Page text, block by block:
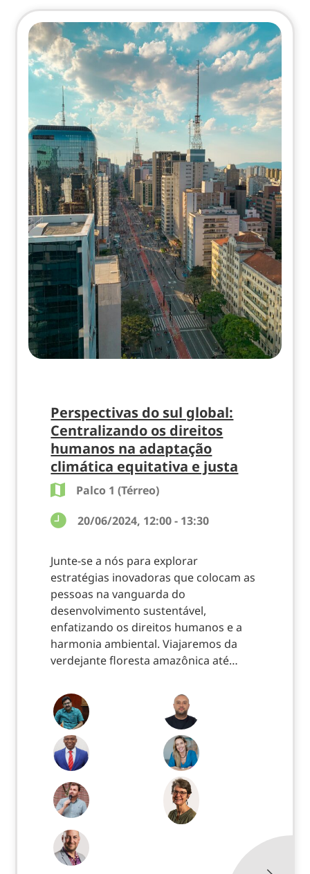
Perspectivas do sul global:
Centralizando os direitos
humanos na adaptação
climática equitativa e justa
Palco 1 (Térreo)
20/06/2024, 12:00 - 13:30
Junte-se a nós para explorar
estratégias inovadoras que colocam as
pessoas na vanguarda do
desenvolvimento sustentável,
enfatizando os direitos humanos e a
harmonia ambiental. Viajaremos da
verdejante floresta amazônica até…